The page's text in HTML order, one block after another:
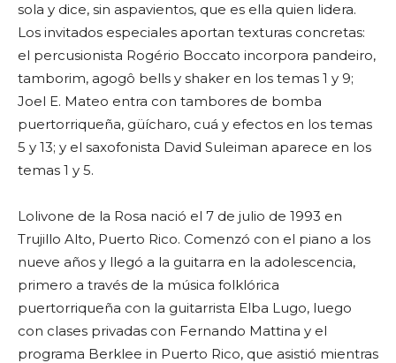
sola y dice, sin aspavientos, que es ella quien lidera.
Los invitados especiales aportan texturas concretas:
el percusionista Rogério Boccato incorpora pandeiro,
tamborim, agogô bells y shaker en los temas 1 y 9;
Joel E. Mateo entra con tambores de bomba
puertorriqueña, güícharo, cuá y efectos en los temas
5 y 13; y el saxofonista David Suleiman aparece en los
temas 1 y 5.
Lolivone de la Rosa nació el 7 de julio de 1993 en
Trujillo Alto, Puerto Rico. Comenzó con el piano a los
nueve años y llegó a la guitarra en la adolescencia,
primero a través de la música folklórica
puertorriqueña con la guitarrista Elba Lugo, luego
con clases privadas con Fernando Mattina y el
programa Berklee in Puerto Rico, que asistió mientras